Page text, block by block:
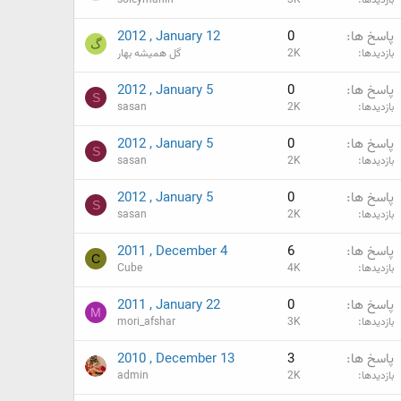
پاسخ ها 0
بازدیدها 2K
2012 , January 12
گل همیشه بهار
گ
پاسخ ها 0
بازدیدها 2K
2012 , January 5
sasan
S
پاسخ ها 0
بازدیدها 2K
2012 , January 5
sasan
S
پاسخ ها 0
بازدیدها 2K
2012 , January 5
sasan
S
پاسخ ها 6
بازدیدها 4K
2011 , December 4
Cube
C
پاسخ ها 0
بازدیدها 3K
2011 , January 22
mori_afshar
M
پاسخ ها 3
بازدیدها 2K
2010 , December 13
admin